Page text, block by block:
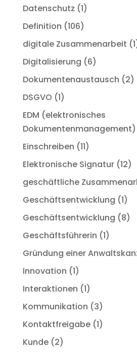
Datenschutz (1)
Definition (106)
digitale Zusammenarbeit
Digitalisierung (6)
Dokumentenaustausch (2)
DSGVO (1)
EDM (elektronisches
Dokumentenmanagement)
Einschreiben (11)
Elektronische Signatur(12)
geschäftliche
Geschäftsentwicklung (1)
Geschäftsentwicklung (8)
Geschäftsführerin (1)
Gründung einer
Innovation (1)
Interaktionen (1)
Kommunikation (3)
Kontaktfreigabe(1)
Kunde(2)